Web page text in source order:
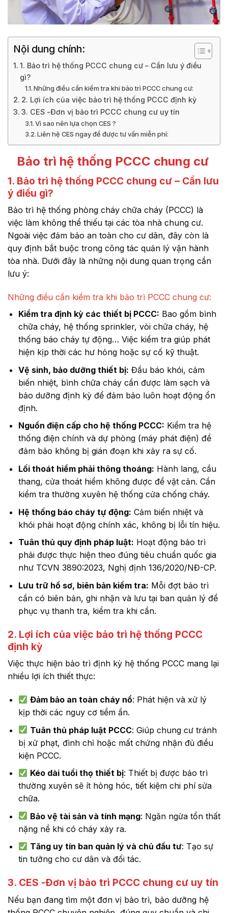
Nội dung chính:
1. Bảo trì hệ thống PCCC chung cư – Cần lưu ý điều
gì?
Những điều cần kiểm tra khi bảo trì PCCC chung cư:
2. Lợi ích của việc bảo trì hệ thống PCCC định kỳ
3. CES -Đơn vị bảo trì PCCC chung cư uy tín
Vì sao nên lựa chọn CES ?
Liên hệ CES ngay để được tư vấn miễn phí:
Bảo trì hệ thống PCCC chung cư
1. Bảo trì hệ thống PCCC chung cư – Cần lưu
ý điều gì?
Bảo trì hệ thống phòng cháy chữa cháy (PCCC) là
việc làm không thể thiếu tại các tòa nhà chung cư.
Ngoài việc đảm bảo an toàn cho cư dân, đây còn là
quy định bắt buộc trong công tác quản lý vận hành
tòa nhà. Dưới đây là những nội dung quan trọng cần
lưu ý:
Những điều cần kiểm tra khi bảo trì PCCC chung cư:
Kiểm tra định kỳ các thiết bị PCCC: Bao gồm bình
chữa cháy, hệ thống sprinkler, vòi chữa cháy, hệ
thống báo cháy tự động… Việc kiểm tra giúp phát
hiện kịp thời các hư hỏng hoặc sự cố kỹ thuật.
Vệ sinh, bảo dưỡng thiết bị: Đầu báo khói, cảm
biến nhiệt, bình chữa cháy cần được làm sạch và
bảo dưỡng định kỳ để đảm bảo luôn hoạt động ổn
định.
Nguồn điện cấp cho hệ thống PCCC: Kiểm tra hệ
thống điện chính và dự phòng (máy phát điện) để
đảm bảo không bị gián đoạn khi xảy ra sự cố.
Lối thoát hiểm phải thông thoáng: Hành lang, cầu
thang, cửa thoát hiểm không được để vật cản. Cần
kiểm tra thường xuyên hệ thống cửa chống cháy.
Hệ thống báo cháy tự động: Cảm biến nhiệt và
khói phải hoạt động chính xác, không bị lỗi tín hiệu.
Tuân thủ quy định pháp luật: Hoạt động bảo trì
phải được thực hiện theo đúng tiêu chuẩn quốc gia
như TCVN 3890:2023, Nghị định 136/2020/NĐ-CP.
Lưu trữ hồ sơ, biên bản kiểm tra: Mỗi đợt bảo trì
cần có biên bản, ghi nhận và lưu tại ban quản lý để
phục vụ thanh tra, kiểm tra khi cần.
2. Lợi ích của việc bảo trì hệ thống PCCC
định kỳ
Việc thực hiện bảo trì định kỳ hệ thống PCCC mang lại
nhiều lợi ích thiết thực:
Đảm bảo an toàn cháy nổ: Phát hiện và xử lý
kịp thời các nguy cơ tiềm ẩn.
Tuân thủ pháp luật PCCC: Giúp chung cư tránh
bị xử phạt, đình chỉ hoặc mất chứng nhận đủ điều
kiện PCCC.
Kéo dài tuổi thọ thiết bị: Thiết bị được bảo trì
thường xuyên sẽ ít hỏng hóc, tiết kiệm chi phí sửa
chữa.
Bảo vệ tài sản và tính mạng: Ngăn ngừa tổn thất
nặng nề khi có cháy xảy ra.
Tăng uy tín ban quản lý và chủ đầu tư: Tạo sự
tin tưởng cho cư dân và đối tác.
3. CES -Đơn vị bảo trì PCCC chung cư uy tín
Nếu bạn đang tìm một đơn vị bảo trì, bảo dưỡng hệ